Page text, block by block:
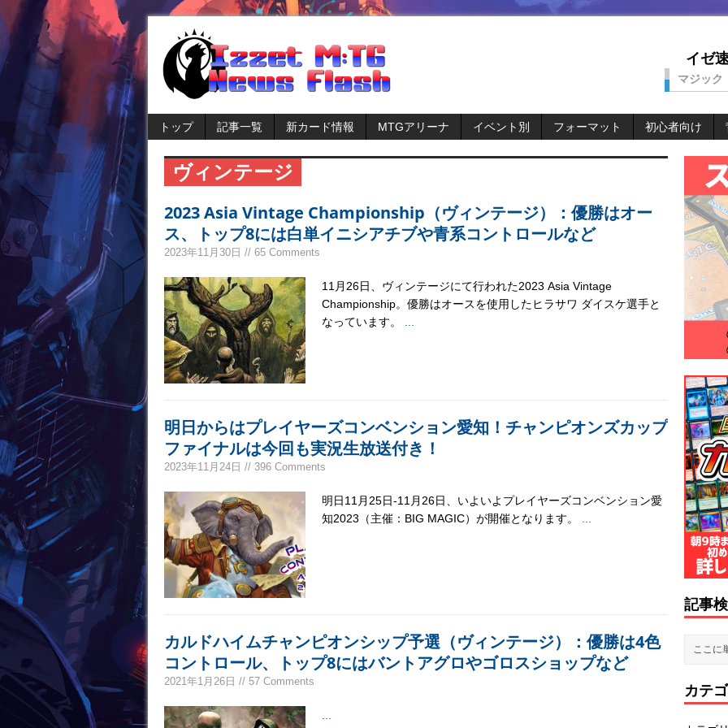
イゼ
マジック
トップ 記事一覧 新カード情報 MTGアリーナ イベント別 フォーマット 初心者向け
ヴィンテージ
2023 Asia Vintage Championship（ヴィンテージ）：優勝はオー
ス、トップ8には白単イニシアチブや青系コントロールなど
2023年11月30日 // 65 Comments
11月26日、ヴィンテージにて行われた2023 Asia Vintage
Championship。優勝はオースを使用したヒラサワ ダイスケ選手と
なっています。
明日からはプレイヤーズコンベンション愛知！チャンピオンズカップ
ファイナルは今回も実況生放送付き！
2023年11月24日 // 396 Comments
明日11月25日-11月26日、いよいよプレイヤーズコンベンション愛
知2023（主催：BIG MAGIC）が開催となります。
カルドハイムチャンピオンシップ予選（ヴィンテージ）：優勝は4色
コントロール、トップ8にはバントアグロやゴロスショップなど
2021年1月26日 // 57 Comments
記事
カテ